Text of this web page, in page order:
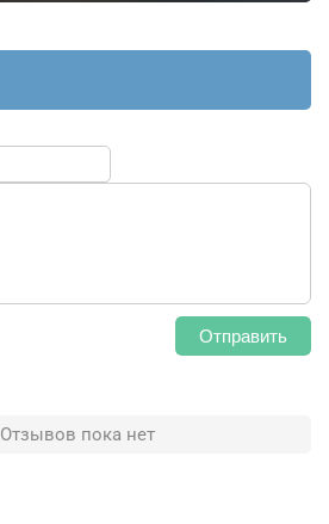
Отправить
Отзывов пока нет